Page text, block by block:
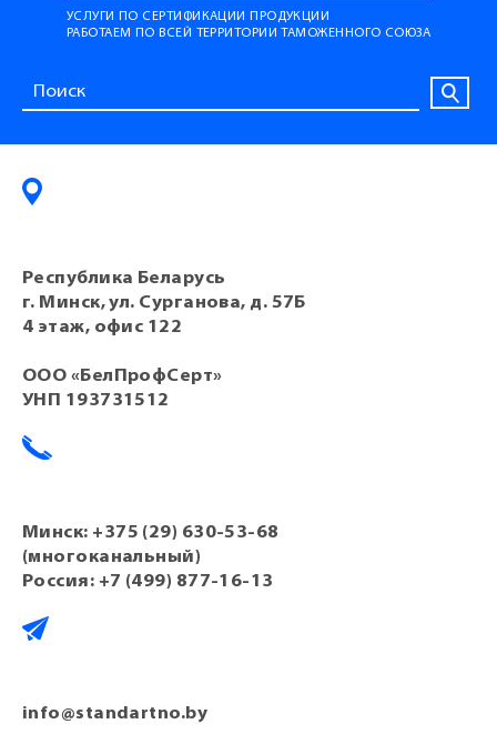
УСЛУГИ ПО СЕРТИФИКАЦИИ ПРОДУКЦИИ
РАБОТАЕМ ПО ВСЕЙ ТЕРРИТОРИИ ТАМОЖЕННОГО СОЮЗА
Республика Беларусь
г. Минск, ул. Сурганова, д. 57Б
4 этаж, офис 122
ООО «БелПрофСерт»
УНП 193731512
Минск: +375 (29) 630-53-68
(многоканальный)
Россия: +7 (499) 877-16-13
info@standartno.by